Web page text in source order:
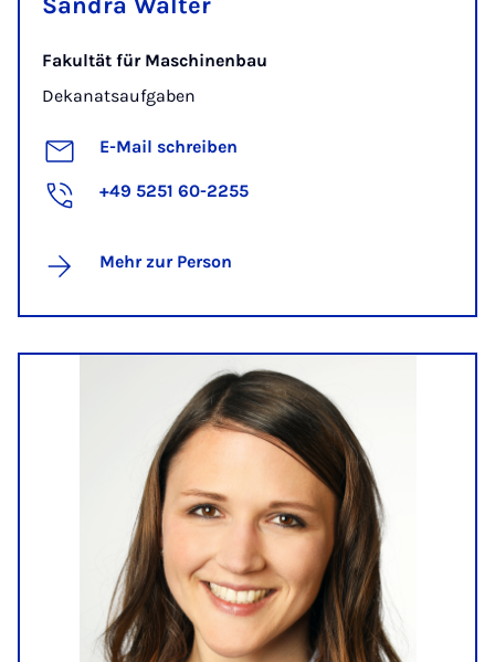
Fakultät für Maschinenbau
Dekanatsaufgaben
E-Mail schreiben
+49 5251 60-2255
Mehr zur Person